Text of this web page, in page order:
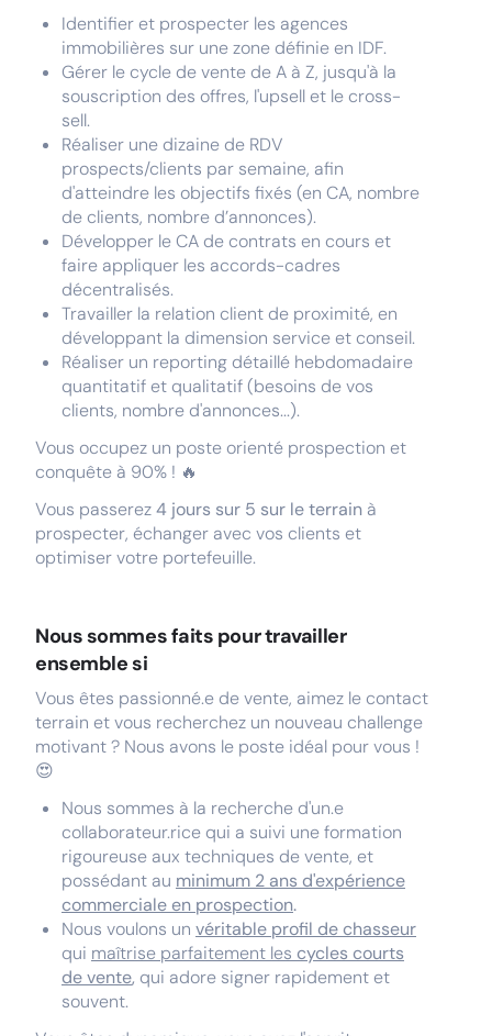
Identifier et prospecter les agences
immobilières sur une zone définie en IDF.
Gérer le cycle de vente de A à Z, jusqu'à la
souscription des offres, l'upsell et le cross-
sell.
Réaliser une dizaine de RDV
prospects/clients par semaine, afin
d'atteindre les objectifs fixés (en CA, nombre
de clients, nombre d’annonces).
Développer le CA de contrats en cours et
faire appliquer les accords-cadres
décentralisés.
Travailler la relation client de proximité, en
développant la dimension service et conseil.
Réaliser un reporting détaillé hebdomadaire
quantitatif et qualitatif (besoins de vos
clients, nombre d'annonces...).
Vous occupez un poste orienté prospection et
conquête à 90% ! 🔥
Vous passerez4 jours sur 5 sur le terrain à
prospecter, échanger avec vos clients et
optimiser votre portefeuille.
Nous sommes faits pour travailler
ensemble si
Vous êtes passionné.e de vente, aimez le contact
terrain et vous recherchez un nouveau challenge
motivant ? Nous avons le poste idéal pour vous !
😍
Nous sommes à la recherche d'un.e
collaborateur.rice qui a suivi une formation
rigoureuse aux techniques de vente, et
possédant au minimum 2 ans d'expérience
commerciale en prospection.
Nous voulons un véritable profil de chasseur
qui maîtrise parfaitement les cycles courts
de vente, qui adore signer rapidement et
souvent.